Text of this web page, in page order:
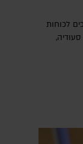
לכוחות